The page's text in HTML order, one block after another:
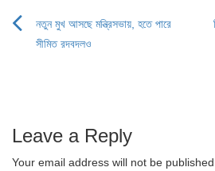
Post
নতুন মুখ আসছে মন্ত্রিসভায়, হতে পারে
সীমিত রদবদলও
Leave a Reply
Your email address will not be published.